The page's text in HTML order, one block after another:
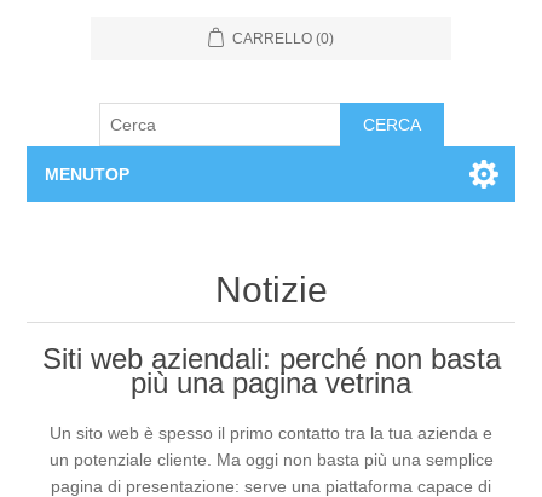
CARRELLO (0)
CERCA
MENUTOP
Cosa facciamo
Prodotti
Notizie
Siti web aziendali: perché non basta
più una pagina vetrina
Un sito web è spesso il primo contatto tra la tua azienda e
un potenziale cliente. Ma oggi non basta più una semplice
pagina di presentazione: serve una piattaforma capace di